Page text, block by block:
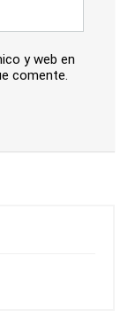
y web en
comente.